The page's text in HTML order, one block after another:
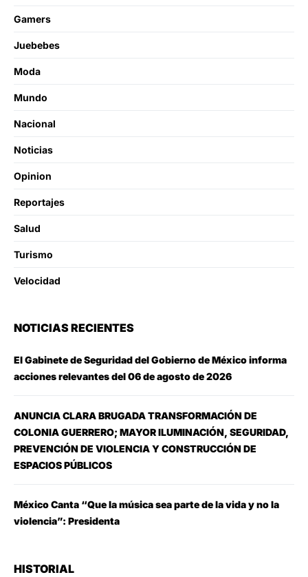
Gamers
Juebebes
Moda
Mundo
Nacional
Noticias
Opinion
Reportajes
Salud
Turismo
Velocidad
NOTICIAS RECIENTES
El Gabinete de Seguridad del Gobierno de México informa
acciones relevantes del 06 de agosto de 2026
ANUNCIA CLARA BRUGADA TRANSFORMACIÓN DE
COLONIA GUERRERO; MAYOR ILUMINACIÓN, SEGURIDAD,
PREVENCIÓN DE VIOLENCIA Y CONSTRUCCIÓN DE
ESPACIOS PÚBLICOS
México Canta “Que la música sea parte de la vida y no la
violencia”: Presidenta
HISTORIAL